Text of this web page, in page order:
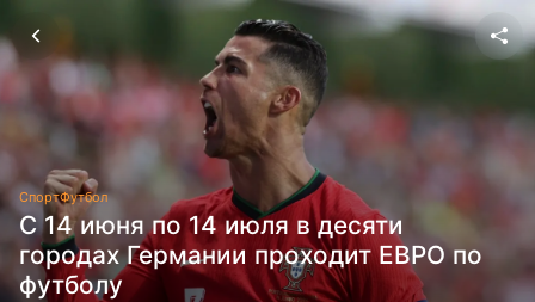
СпортФутбол
С 14 июня по 14 июля в десяти
городах Германии проходит ЕВРО по
футболу